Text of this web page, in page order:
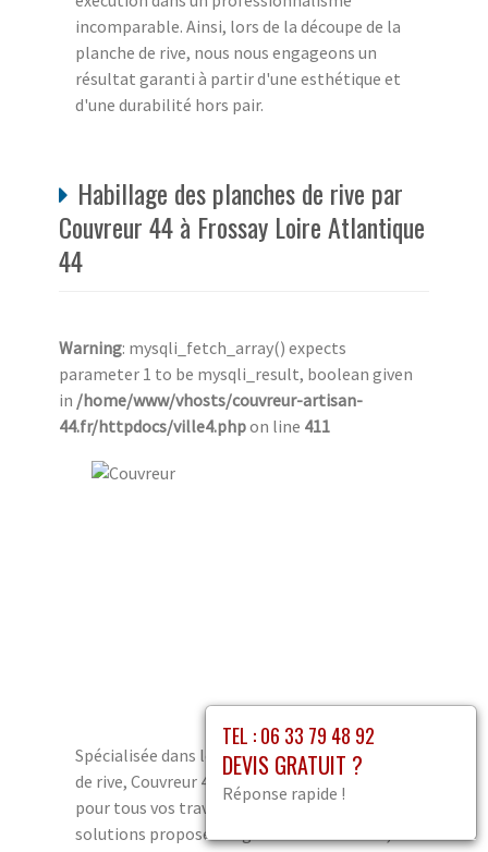
incomparable. Ainsi, lors de la découpe de la
planche de rive, nous nous engageons un
résultat garanti à partir d'une esthétique et
d'une durabilité hors pair.
Habillage des planches de rive par
Couvreur 44 à Frossay Loire Atlantique
44
Warning: mysqli_fetch_array() expects
parameter 1 to be mysqli_result, boolean given
in /home/www/vhosts/couvreur-artisan-
44.fr/httpdocs/ville4.phpon line 411
Spécialisée dans le revêtement de planches
de rive, Couvreur 44 est la solution idéale
pour tous vos travaux d’habillage. Parmi les
solutions proposées figurent les tasseaux,
TEL : 06 33 79 48 92
DEVIS GRATUIT ?
Réponse rapide !